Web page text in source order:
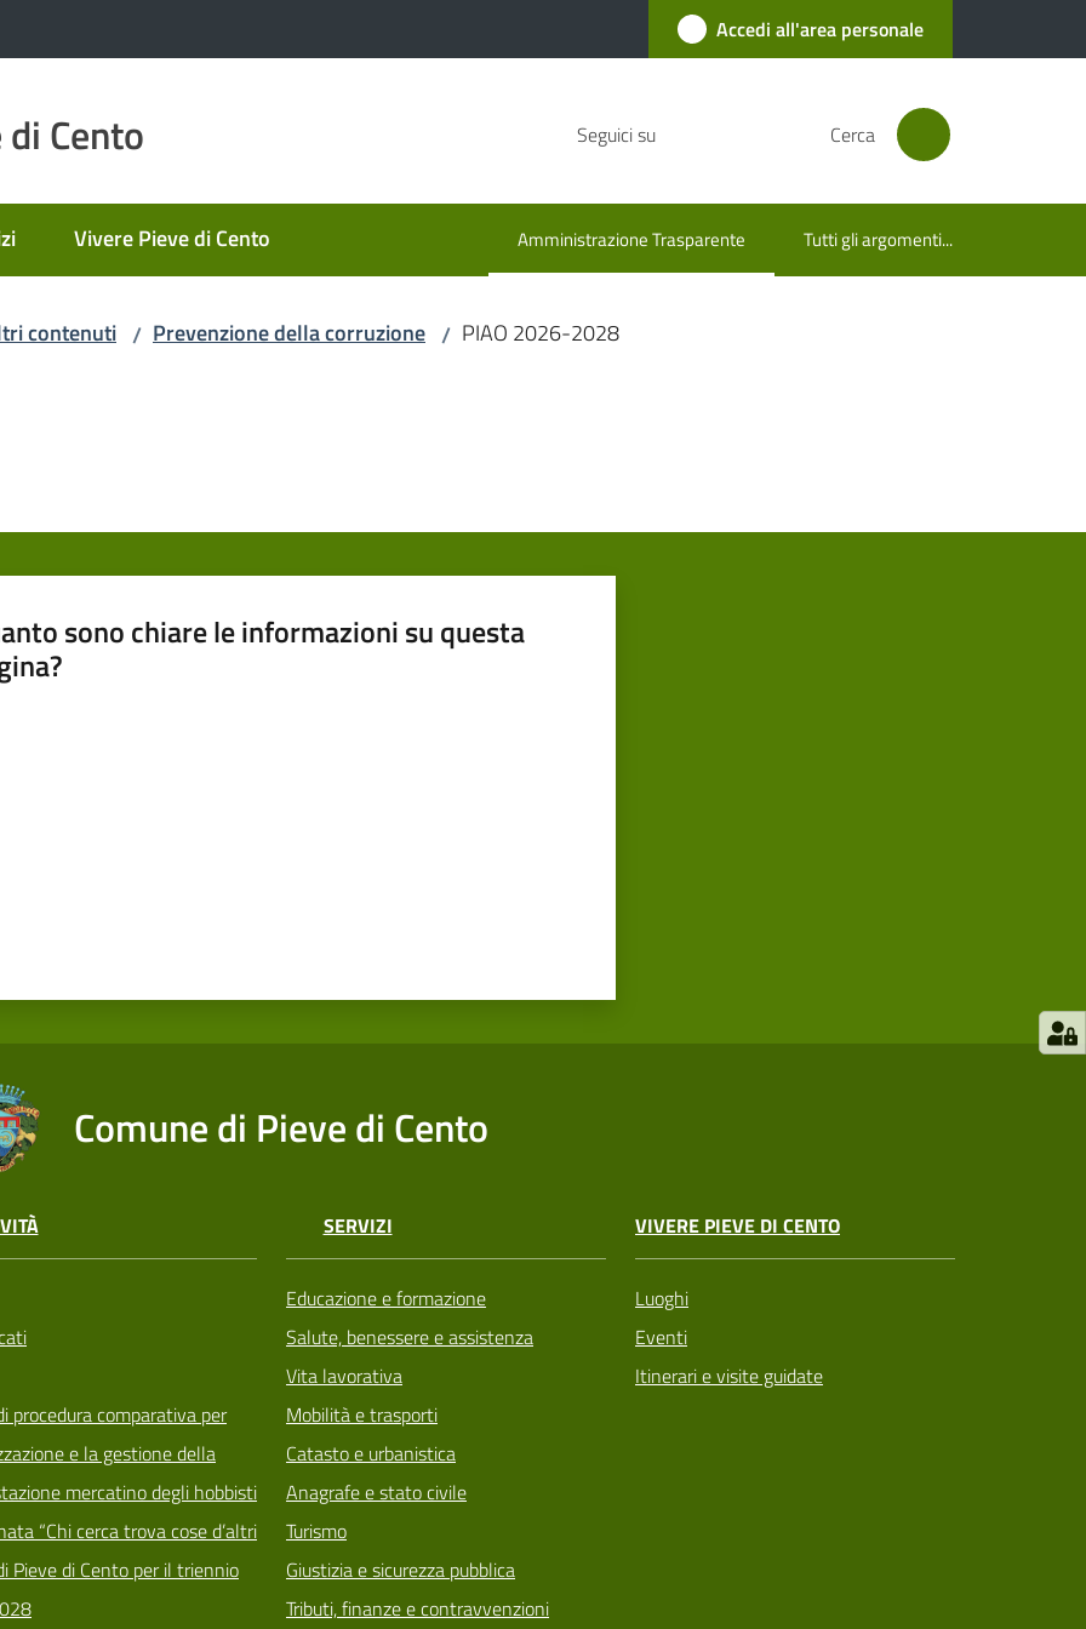
Accedi all'area personale
Cento Seguici su Cerca
Vivere Pieve di Cento Amministrazione Trasparente
Menu selezionato Tutti gli argomenti...
contenuti / Prevenzione della corruzione / PIAO 2026-2028
sono chiare le informazioni su questa
Comune di Pieve di Cento
procedura comparativa per
e la gestione della
mercatino degli hobbisti
“Chi cerca trova cose d’altri
Pieve di Cento per il triennio
SERVIZI
Educazione e formazione
Salute, benessere e assistenza
Vita lavorativa
Mobilità e trasporti
Catasto e urbanistica
Anagrafe e stato civile
Turismo
Giustizia e sicurezza pubblica
Tributi, finanze e contravvenzioni
VIVERE PIEVE DI CENTO
Luoghi
Eventi
Itinerari e visite guidate